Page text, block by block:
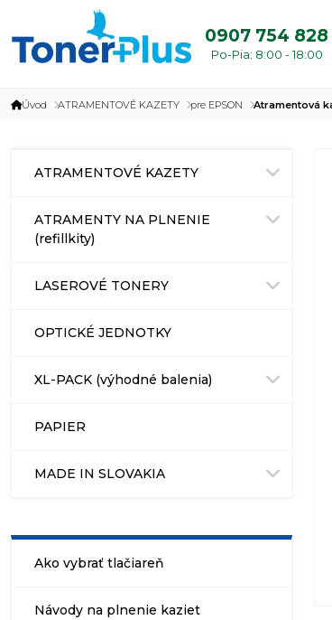
0907 754 828
Po-Pia: 8:00 - 18:00
Úvod ATRAMENTOVÉ KAZETY pre EPSON Atramentová
ATRAMENTOVÉ KAZETY
ATRAMENTY NA PLNENIE
(refillkity)
LASEROVÉ TONERY
OPTICKÉ JEDNOTKY
XL-PACK (výhodné balenia)
PAPIER
MADE IN SLOVAKIA
Ako vybrať tlačiareň
Návody na plnenie kaziet